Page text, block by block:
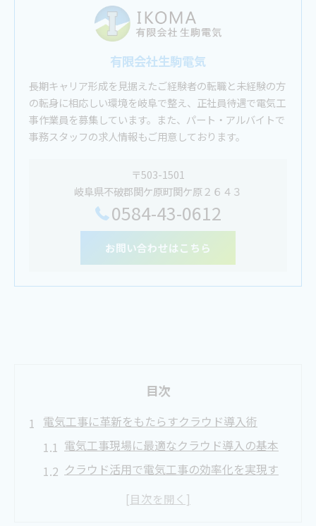
有限会社生駒電気
長期キャリア形成を見据えたご経験者の転職と未経験の方
の転身に相応しい環境を岐阜で整え、正社員待遇で電気工
事作業員を募集しています。また、パート・アルバイトで
事務スタッフの求人情報もご用意しております。
〒503-1501
岐阜県不破郡関ケ原町関ケ原２６４３
0584-43-0612
お問い合わせはこちら
目次
電気工事に革新をもたらすクラウド導入術
電気工事現場に最適なクラウド導入の基本
クラウド活用で電気工事の効率化を実現す